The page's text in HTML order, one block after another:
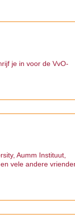
je in voor de VvO-
Aumm Instituut,
vele andere